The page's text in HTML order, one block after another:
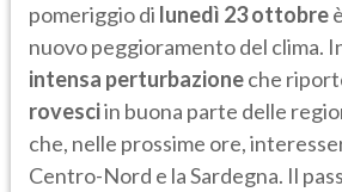
pomeriggio di lunedì 23 ottobre
nuovo peggioramento del clima.
intensa perturbazioneche
rovesciin buona parte delle
che, nelle prossime ore,
Centro-Nord e la Sardegna. Il